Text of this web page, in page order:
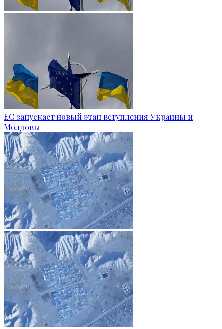
ЕС запускает новый этап вступления Украины и
Молдовы